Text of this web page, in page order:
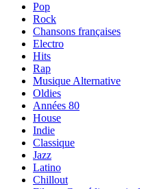
Pop
Rock
Chansons françaises
Electro
Hits
Rap
Musique Alternative
Oldies
Années 80
House
Indie
Classique
Jazz
Latino
Chillout